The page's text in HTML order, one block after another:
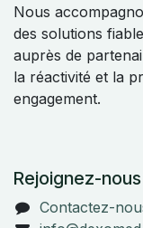
Nous
des solutions
auprès de
la réactivité et la
engagement.
Rejoignez-nous
Contactez-